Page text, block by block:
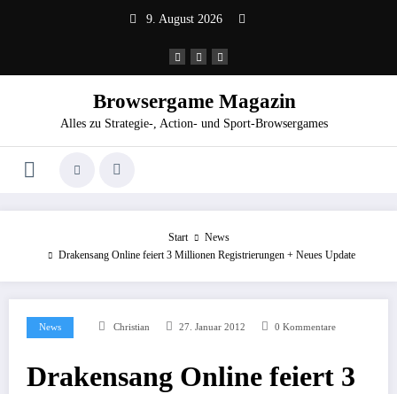
9. August 2026
Browsergame Magazin
Alles zu Strategie-, Action- und Sport-Browsergames
Start
News
Drakensang Online feiert 3 Millionen Registrierungen + Neues Update
News Christian 27. Januar 2012 0 Kommentare
Drakensang Online feiert 3